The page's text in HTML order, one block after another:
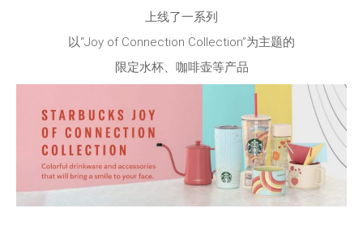
上线了一系列
以“Joy of Connection Collection”为主题的
限定水杯、咖啡壶等产品